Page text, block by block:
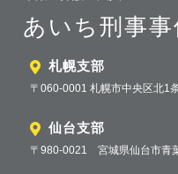
あいち刑事
札幌支部
〒060-0001 札幌市中央区北1
仙台支部
〒980-0021 宮城県仙台市青